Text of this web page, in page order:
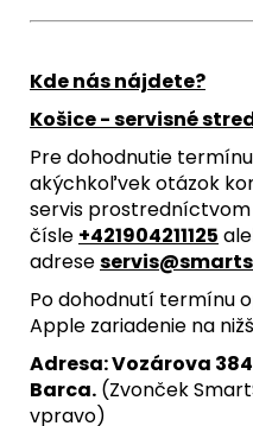
Kde nás nájdete?
Košice - servisné
Pre dohodnutie
akýchkoľvek otázok
servis prostredníctvom
čísle +421904211125
adrese
Po dohodnutí termínu
Apple zariadenie na
Adresa: Vozárova
Barca. (Zvonček
vpravo)